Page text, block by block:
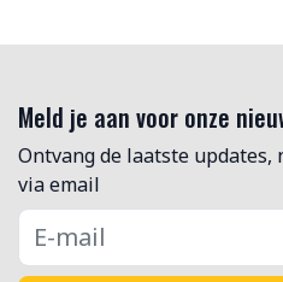
Meld je aan voor onze
Ontvang de laatste
via email